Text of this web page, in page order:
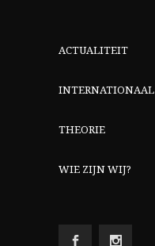
ACTUALITEIT
INTERNATIONAAL
THEORIE
WIE ZIJN WIJ?